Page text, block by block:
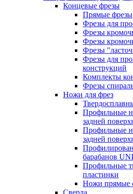
Концевые фрезы
Прямые фрезы
Фрезы для
Фрезы
Фрезы
Фрезы
Фрезы для
конструкций
Комплекты
Фрезы
Ножи для фрез
Профильные
задней
Профильные
задней
барабанов
Профильные
пластинки
Ножи прямые